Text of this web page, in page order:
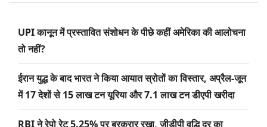
UPI कानून में प्रस्तावित संशोधन के पीछे कहीं अमेरिका की आलोचना
तो नहीं?
ईरान युद्ध के बाद भारत ने किया आयात स्रोतों का विस्तार, अप्रैल-जून
में 17 देशों से 15 लाख टन यूरिया और 7.1 लाख टन डीएपी खरीदा
RBI ने रेपो रेट 5.25% पर बरकरार रखा, जीडीपी वृद्धि दर का